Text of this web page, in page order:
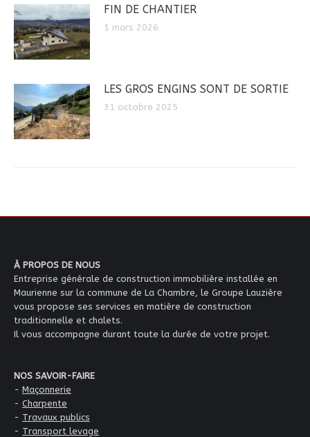
FIN DE CHANTIER
1 mars 2026
LES GROS ENGINS SONT DE SORTIE
31 octobre 2025
À PROPOS DE NOUS
Entreprise générale de construction immobilière installée en
Maurienne sur la commune de La Chambre, le Groupe Lauzière
vous propose ses services en matière de construction
traditionnelle et chalets.
Il vous accompagne durant toute la durée de votre projet.
NOS SAVOIR-FAIRE
- Maçonnerie
- Charpente
- Travaux publics
- Transport levage